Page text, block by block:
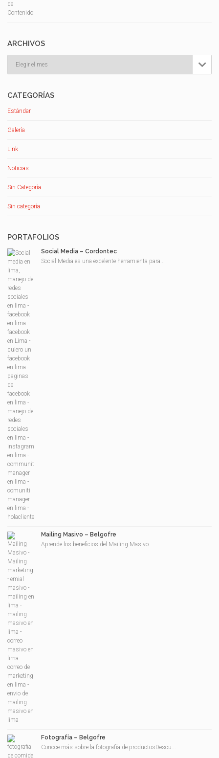
ARCHIVOS

CATEGORÍAS
Estándar
Galería
Link
Noticias
Sin Categoría
Sin categoría
PORTAFOLIOS
Social Media – Cordontec
Social Media es una excelente herramienta para...
Mailing Masivo – Belgofre
Aprende los beneficios del Mailing Masivo...
Fotografía – Belgofre
Conoce más sobre la fotografía de productosDescu...